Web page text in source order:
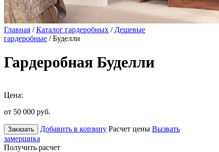
Главная /Каталог гардеробных / Дешевые
гардеробные / Буделли
Гардеробная Буделли
Цена:
от 50 000 руб.
Заказать Добавить в корзину Расчет цены Вызвать
замерщика
Получить расчет